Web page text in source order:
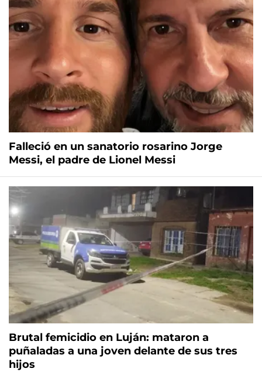
Falleció en un sanatorio rosarino Jorge
Messi, el padre de Lionel Messi
Brutal femicidio en Luján: mataron a
puñaladas a una joven delante de sus tres
hijos